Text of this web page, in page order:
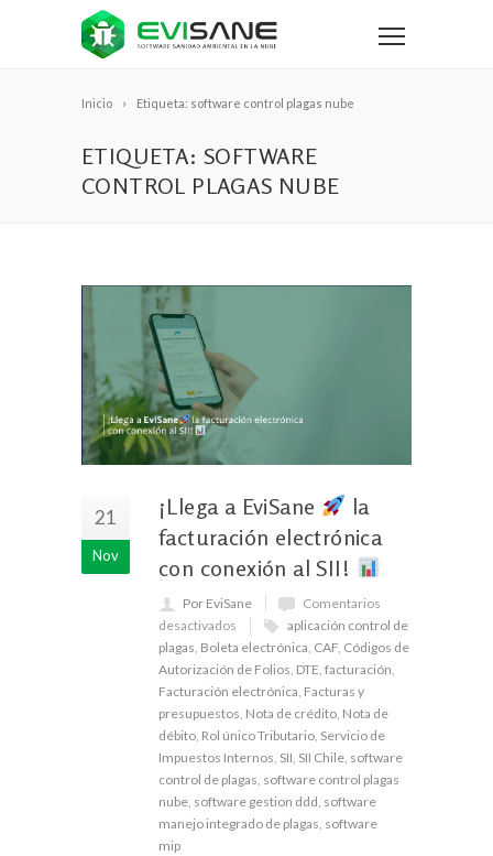
Inicio Etiqueta: software control plagas nube
ETIQUETA: SOFTWARE
CONTROL PLAGAS NUBE
21
Nov
¡Llega a EviSane
la
facturación electrónica
con conexión al SII!
Por EviSane
Comentarios
desactivados
aplicación control de
plagas, Boleta electrónica, CAF, Códigos de
Autorización de Folios, DTE, facturación,
Facturación electrónica, Facturas y
presupuestos, Nota de crédito, Nota de
débito, Rol único Tributario, Servicio de
Impuestos Internos, SII, SII Chile, software
control de plagas, software control plagas
nube, software gestion ddd, software
manejo integrado de plagas, software
mip